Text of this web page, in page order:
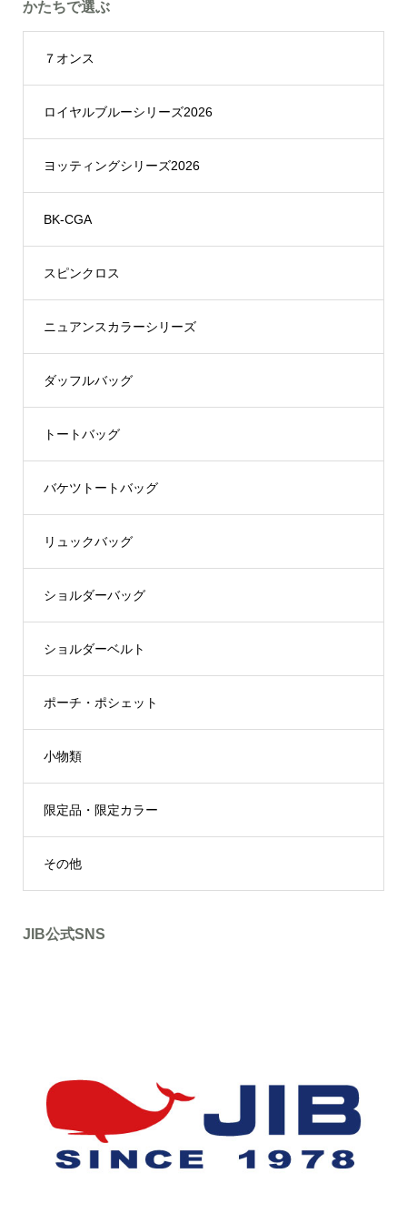
かたちで選ぶ
７オンス
ロイヤルブルーシリーズ2026
ヨッティングシリーズ2026
BK-CGA
スピンクロス
ニュアンスカラーシリーズ
ダッフルバッグ
トートバッグ
バケツトートバッグ
リュックバッグ
ショルダーバッグ
ショルダーベルト
ポーチ・ポシェット
小物類
限定品・限定カラー
その他
JIB公式SNS